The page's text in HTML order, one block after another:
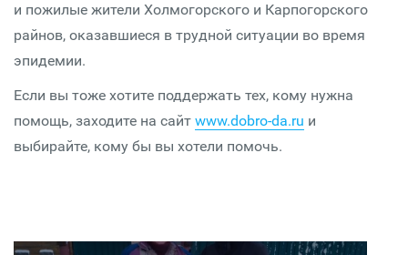
и пожилые жители Холмогорского и Карпогорского
райнов, оказавшиеся в трудной ситуации во время
эпидемии.
Если вы тоже хотите поддержать тех, кому нужна
помощь, заходите на сайт www.dobro-da.ru и
выбирайте, кому бы вы хотели помочь.